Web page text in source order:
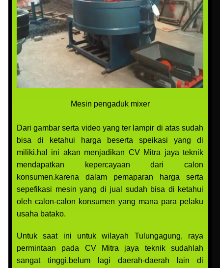
Mesin pengaduk mixer
Dari gambar serta video yang ter lampir di atas sudah
bisa di ketahui harga beserta speikasi yang di
miliki.hal ini akan menjadikan CV Mitra jaya teknik
mendapatkan kepercayaan dari calon
konsumen.karena dalam pemaparan harga serta
sepefikasi mesin yang di jual sudah bisa di ketahui
oleh calon-calon konsumen yang mana para pelaku
usaha batako.
Untuk saat ini untuk wilayah Tulungagung, raya
permintaan pada CV Mitra jaya teknik sudahlah
sangat tinggi.belum lagi daerah-daerah lain di